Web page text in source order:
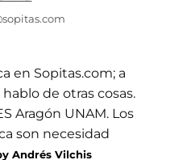
en Sopitas.com; a
de otras cosas.
Aragón UNAM. Los
son necesidad
Andrés Vilchis